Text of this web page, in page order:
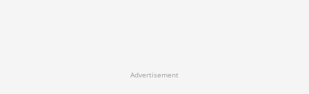
Advertisement